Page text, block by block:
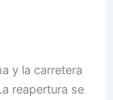
y la carretera
reapertura se